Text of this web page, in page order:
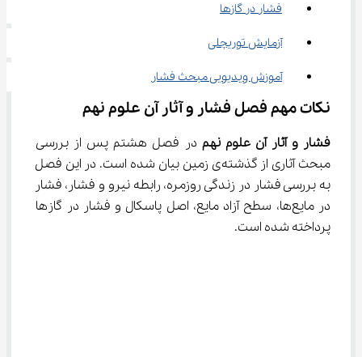
فشار در گازها
آزمایش توریچلی
آموزش ویدیویی مبحث فشار
نکات مهم فصل فشار و آثار آن علوم نهم
فشار و آثار آن علوم نهم در فصل هشتم پس از بررسی
مبحث آثاری از گذشته‌ی زمین بیان شده است. در این فصل
به بررسی فشار در زندگی روزمره، رابطه نیرو و فشار، فشار
در مایع‌ها، سطح آزاد مایع، اصل پاسکال و فشار در گاز‌ها
پرداخته شده است.